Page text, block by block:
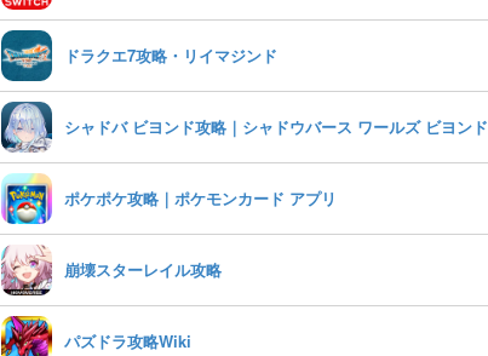
ドラクエ7攻略・リイマジンド
シャドバ ビヨンド攻略｜シャドウバース ワールズ ビヨンド
ポケポケ攻略｜ポケモンカード アプリ
崩壊スターレイル攻略
パズドラ攻略Wiki